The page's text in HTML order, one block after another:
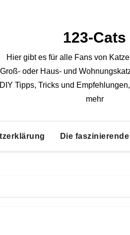
123-Cats
Hier gibt es für alle Fans von
Groß- oder Haus- und
DIY Tipps, Tricks und
mehr
Die